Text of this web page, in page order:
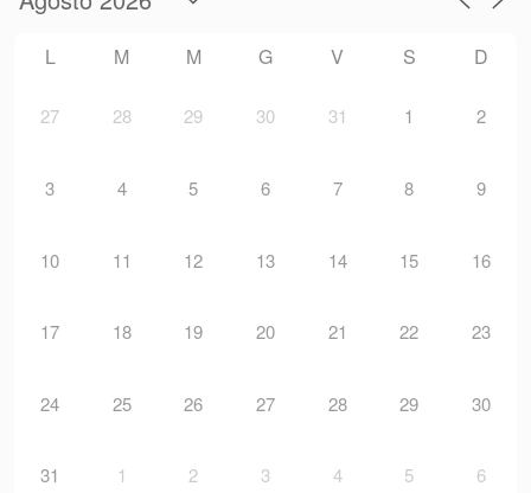
L M M G V S D
27 28 29 30 31 1 2
3 4 5 6 7 8 9
10 11 12 13 14 15 16
17 18 19 20 21 22 23
24 25 26 27 28 29 30
31 1 2 3 4 5 6